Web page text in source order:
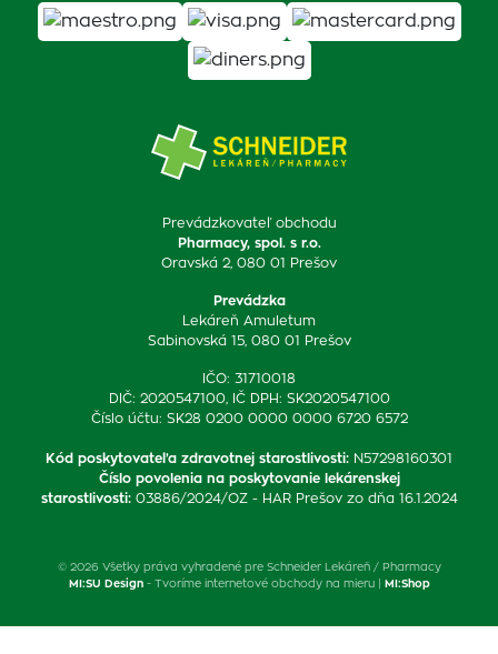
Prevádzkovateľ obchodu
Pharmacy, spol. s r.o.
Oravská 2, 080 01 Prešov
Prevádzka
Lekáreň Amuletum
Sabinovská 15, 080 01 Prešov
IČO: 31710018
DIČ: 2020547100, IČ DPH: SK2020547100
Číslo účtu: SK28 0200 0000 0000 6720 6572
Kód poskytovateľa zdravotnej starostlivosti: N57298160301
Číslo povolenia na poskytovanie lekárenskej
starostlivosti: 03886/2024/OZ - HAR Prešov zo dňa 16.1.2024
© 2026 Všetky práva vyhradené pre Schneider Lekáreň / Pharmacy
MI:SU Design- Tvoríme internetové obchody na mieru | MI:Shop